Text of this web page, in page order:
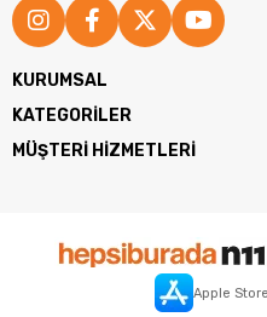
KURUMSAL
KATEGORİLER
MÜŞTERİ HİZMETLERİ
Apple Store